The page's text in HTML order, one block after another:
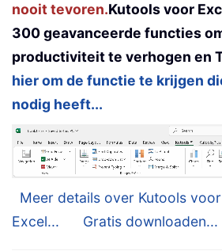
nooit tevoren.Kutools voor
300 geavanceerde functies
productiviteit te verhogen en
hier om de functie te krijgen
nodig heeft...
Meer details over Kutools voor
Excel...
Gratis downloaden...